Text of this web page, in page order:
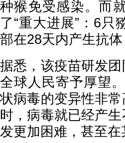
种猴免受感染。而
了“重大进展”：6只
部在28天内产生抗
据悉，该疫苗研发
全球人民寄予厚望
状病毒的变异性非
时，病毒就已经产
发更加困难，甚至